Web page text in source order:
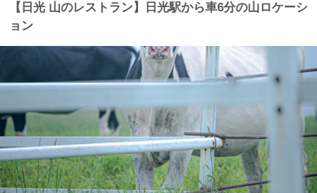
【日光 山のレストラン】日光駅から車6分の山ロケーシ
ョン